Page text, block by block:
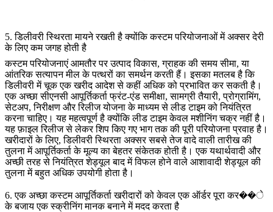
5. डिलीवरी स्थिरता मायने रखती है क्योंकि कस्टम परियोजनाओं में अक्सर देरी
के लिए कम जगह होती है
कस्टम परियोजनाएं आमतौर पर उत्पाद विकास, ग्राहक की समय सीमा, या
आंतरिक सत्यापन मील के पत्थरों का समर्थन करती हैं। इसका मतलब है कि
डिलीवरी में चूक एक खरीद आदेश से कहीं अधिक को प्रभावित कर सकती है।
एक अच्छा सीएनसी आपूर्तिकर्ता फ्रंट-एंड समीक्षा, सामग्री तैयारी, प्रोग्रामिंग,
सेटअप, निरीक्षण और रिलीज योजना के माध्यम से लीड टाइम को नियंत्रित
करना चाहिए। यह महत्वपूर्ण है क्योंकि लीड टाइम केवल मशीनिंग चक्र नहीं है।
यह फ़ाइल रिलीज से लेकर शिप किए गए भाग तक की पूरी परियोजना प्रवाह है।
खरीदारों के लिए, डिलीवरी स्थिरता अक्सर सबसे तेज वादे वाली तारीख की
तुलना में आपूर्तिकर्ता के मूल्य का बेहतर संकेतक होती है। एक यथार्थवादी और
अच्छी तरह से नियंत्रित शेड्यूल बाद में विफल होने वाले आशावादी शेड्यूल की
तुलना में बहुत अधिक उपयोगी होता है।
6. एक अच्छा कस्टम आपूर्तिकर्ता खरीदारों को केवल एक ऑर्डर पूरा कर��े
के बजाय एक स्क्रीनिंग मानक बनाने में मदद करता है